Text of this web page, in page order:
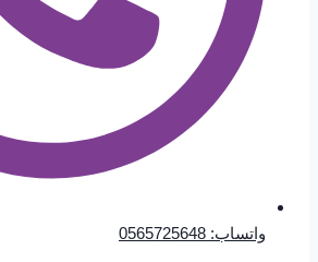
واتساب: 0565725648